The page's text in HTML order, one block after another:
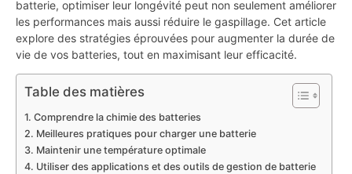
batterie, optimiser leur longévité peut non seulement améliorer
les performances mais aussi réduire le gaspillage. Cet article
explore des stratégies éprouvées pour augmenter la durée de
vie de vos batteries, tout en maximisant leur efficacité.
Table des matières
Comprendre la chimie des batteries
Meilleures pratiques pour charger une batterie
Maintenir une température optimale
Utiliser des applications et des outils de gestion de batterie